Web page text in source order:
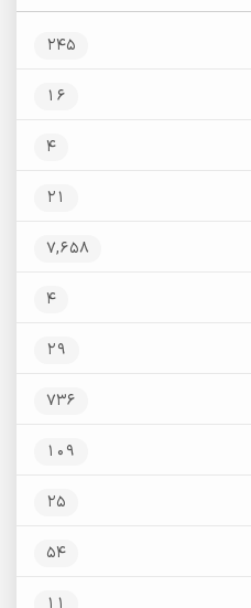
245
16
4
21
7,658
4
29
736
109
25
54